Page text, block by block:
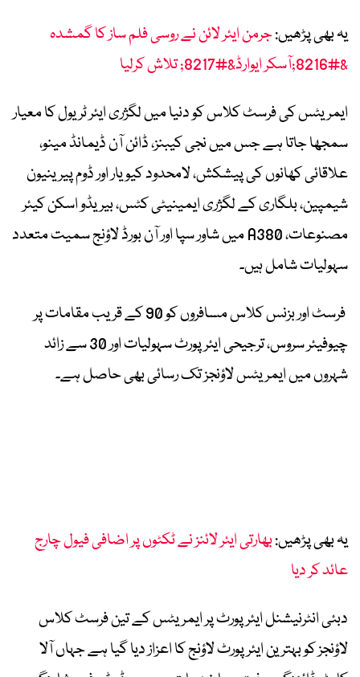
یہ بھی پڑھیں:جرمن ایئر لائن نے روسی فلم ساز کا گمشدہ
&#8216;آسکر ایوارڈ&#8217; تلاش کرلیا
ایمریٹس کی فرسٹ کلاس کو دنیا میں لگژری ایئر ٹریول کا معیار
سمجھا جاتا ہے جس میں نجی کیبنز، ڈائن آن ڈیمانڈ مینو،
علاقائی کھانوں کی پیشکش، لامحدود کیویار اور ڈوم پیرینیون
شیمپین، بلگاری کے لگژری ایمینیٹی کٹس، بیریڈو اسکن کیئر
مصنوعات، A380 میں شاور سپا اور آن بورڈ لاؤنج سمیت متعدد
سہولیات شامل ہیں۔
فرسٹ اور بزنس کلاس مسافروں کو 90 کے قریب مقامات پر
چیوفیئر سروس، ترجیحی ایئرپورٹ سہولیات اور 30 سے زائد
شہروں میں ایمریٹس لاؤنجز تک رسائی بھی حاصل ہے۔
یہ بھی پڑھیں:بھارتی ایئر لائنز نے ٹکٹوں پر اضافی فیول چارج
عائد کر دیا
دبئی انٹرنیشنل ایئرپورٹ پر ایمریٹس کے تین فرسٹ کلاس
لاؤنجز کو بہترین ایئرپورٹ لاؤنج کا اعزاز دیا گیا ہے جہاں آلا